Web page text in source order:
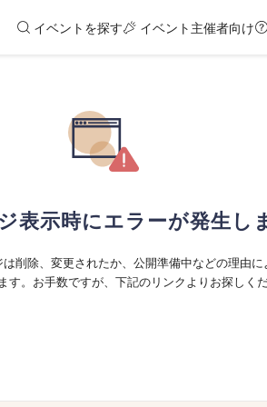
イベントを探す イベント主催者向け
表示時にエラーが発生し
削除、変更されたか、公開準備中などの理由に
す。お手数ですが、下記のリンクよりお探しくだ